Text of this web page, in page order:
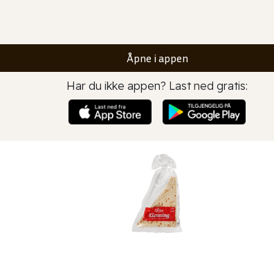
Åpne i appen
Har du ikke appen? Last ned gratis: